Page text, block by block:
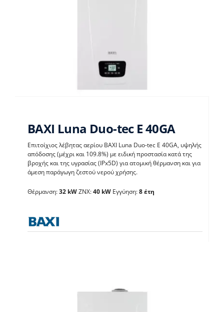
BAXI Luna Duo-tec E
40GA
BAXI Luna Duo-tec E 40GA
Επιτοίχιος λέβητας αερίου BAXI Luna Duo-tec E 40GA, υψηλής
απόδοσης (μέχρι και 109.8%) με ειδική προστασία κατά της
βροχής και της υγρασίας (IPx5D) για ατομική θέρμανση και για
άμεση παράγωγη ζεστού νερού χρήσης.
Θέρμανση:32 kWΖΝΧ:40 kWΕγγύηση:8 έτη